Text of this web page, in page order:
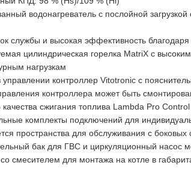
водонагреватель с послойной
службы и высокая эффективность
цилиндрическая горелка MatriX с
нагрузкам
управлении контроллер Vitotronic с
контроллера может быть
качества сжигания топлива Lambda Pro
комплекты подключений для
пространства для обслуживания с боковых
бак для ГВС и циркуляционный насос
смесителем для монтажа на котле в